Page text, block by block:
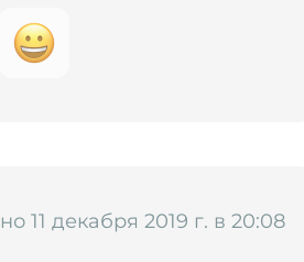
11 декабря 2019 г. в 20:08